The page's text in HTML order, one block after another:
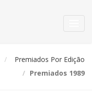
Premiados Por Edição
Premiados 1989